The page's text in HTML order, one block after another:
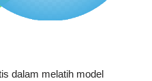
dalam melatih model